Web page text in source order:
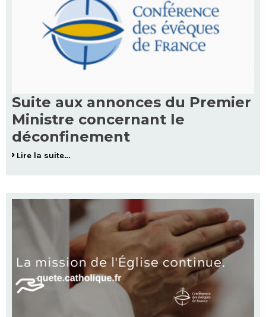
Suite aux annonces du Premier
Ministre concernant le
déconfinement
Lire la suite…